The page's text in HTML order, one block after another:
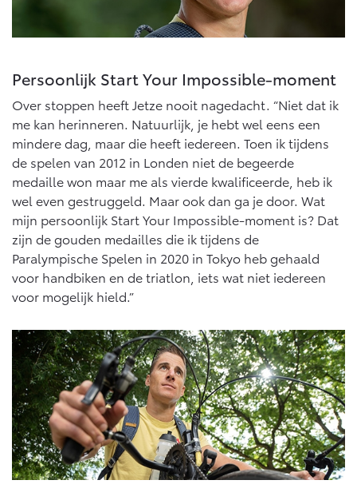
Persoonlijk Start Your Impossible-moment
Over stoppen heeft Jetze nooit nagedacht. “Niet dat ik
me kan herinneren. Natuurlijk, je hebt wel eens een
mindere dag, maar die heeft iedereen. Toen ik tijdens
de spelen van 2012 in Londen niet de begeerde
medaille won maar me als vierde kwalificeerde, heb ik
wel even gestruggeld. Maar ook dan ga je door. Wat
mijn persoonlijk Start Your Impossible-moment is? Dat
zijn de gouden medailles die ik tijdens de
Paralympische Spelen in 2020 in Tokyo heb gehaald
voor handbiken en de triatlon, iets wat niet iedereen
voor mogelijk hield.”